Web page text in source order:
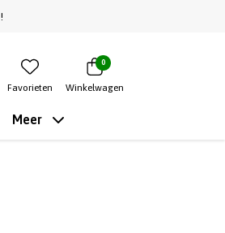
!
Favorieten
0
Winkelwagen
Meer